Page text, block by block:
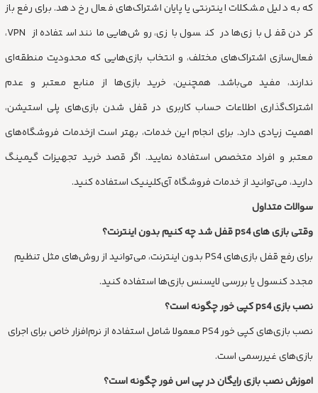
که به دلیل مشکلات اینترنتی یا پایان اشتراک‌های فعال رخ دهد. برای رفع باز
کردن قفل بازی‌ها در کنسول بازی، روش‌هایی مانند استفاده از VPN،
فعال‌سازی اشتراک‌های مختلف، و انتخاب بازی‌هایی که محدودیت منطقه‌ای
ندارند، مفید می‌باشد. همچنین، خرید بازی‌ها از منابع معتبر و عدم
اشتراک‌گذاری اطلاعات حساب کاربری در قفل شدن بازی‌های پلی استیشن،
اهمیت زیادی دارد. برای انجام این خدمات، بهتر است ازخدمات فروشگاه‌های
معتبر و افراد متخصص استفاده نمایید. اگر قصد خرید تجهیزات گیمینگ
دارید، می‌توانید از خدمات فروشگاه آی‌کلینیک استفاده کنید.
سوالات متداول
وقتی بازی های ps4 قفل شد چه کنیم بدون اینترنت؟
برای رفع قفل بازی‌های PS4 بدون اینترنت، می‌توانید از روش‌های مثل تنظیم
مجدد کنسول یا بررسی لایسنس بازی‌ها استفاده کنید.
نصب بازی ps4 کپی خور چگونه است؟
نصب بازی‌های کپی خور PS4 معمولا شامل استفاده از نرم‌افزار خاص برای اجرای
بازی‌های غیررسمی است.
اموزش نصب بازی رایگان در پی اس فور چگونه است؟